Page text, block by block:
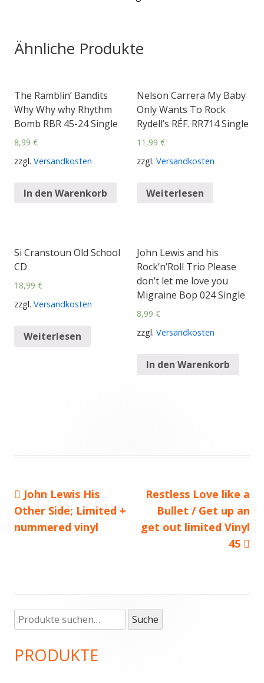
Ähnliche Produkte
The Ramblin’ Bandits
Why Why why Rhythm
Bomb RBR 45-24 Single
8,99 €
zzgl. Versandkosten
In den Warenkorb
Nelson Carrera My Baby
Only Wants To Rock
Rydell’s RÉF. RR714 Single
11,99 €
zzgl. Versandkosten
Weiterlesen
Si Cranstoun Old School
CD
18,99 €
zzgl. Versandkosten
Weiterlesen
John Lewis and his
Rock’n’Roll Trio Please
don’t let me love you
Migraine Bop 024 Single
8,99 €
zzgl. Versandkosten
In den Warenkorb
Beitragsnavigation
Vorheriger
Beitrag:
John Lewis His
Other Side; Limited +
nummered vinyl
Nächster
Beitrag
Restless Love like a
Bullet / Get up an
get out limited Vinyl
45
Haupt-
Seitenleiste
Suche
nach:
Suche
PRODUKTE